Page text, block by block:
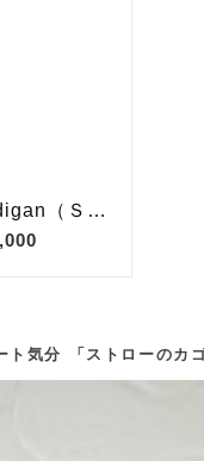
ト気分 「ストローのカ